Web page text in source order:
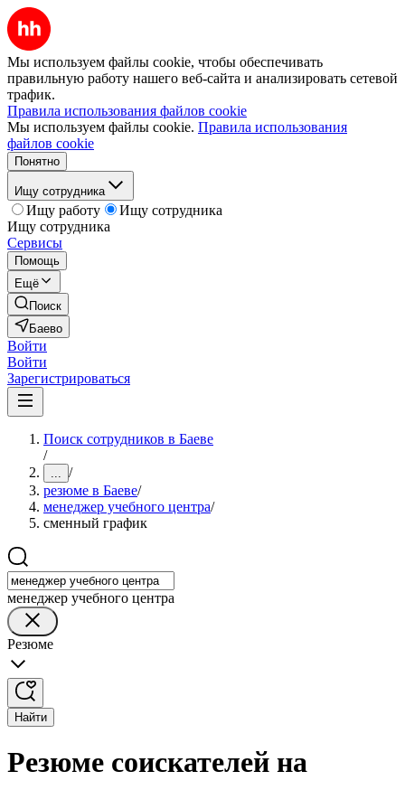
Мы используем файлы cookie, чтобы обеспечивать
правильную работу нашего веб-сайта и анализировать сетевой
трафик.
Правила использования файлов cookie
Мы используем файлы cookie. Правила использования
файлов cookie
Понятно
Ищу сотрудника
Ищу работу
Ищу сотрудника
Ищу сотрудника
Сервисы
Помощь
Ещё
Поиск
Баево
Войти
Войти
Зарегистрироваться
Поиск сотрудников в Баеве
/
... /
резюме в Баеве/
менеджер учебного центра/
сменный график
менеджер учебного центра
Резюме
Найти
Резюме соискателей на